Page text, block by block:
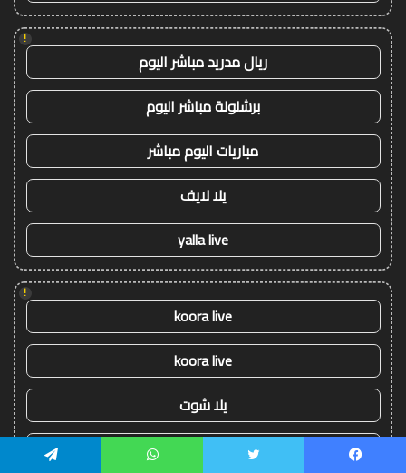
!
ريال مدريد مباشر اليوم
برشلونة مباشر اليوم
مباريات اليوم مباشر
يلا لايف
yalla live
!
koora live
koora live
يلا شوت